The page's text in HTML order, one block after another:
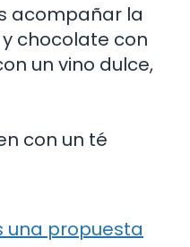
acompañar la
chocolate con
un vino dulce,
con un té
una propuesta